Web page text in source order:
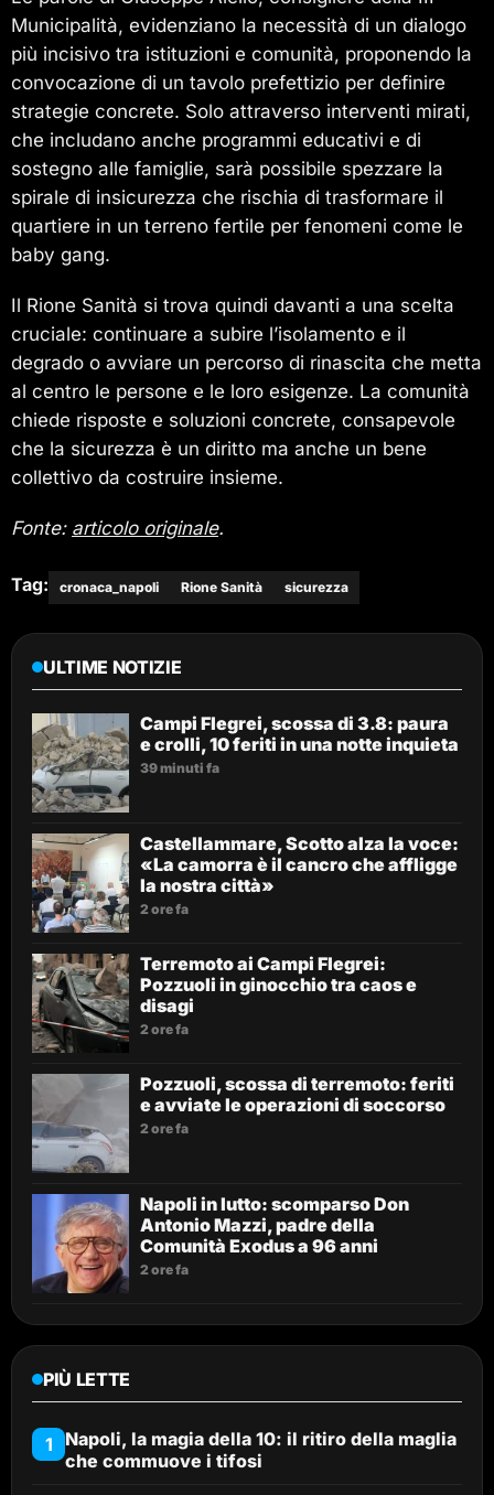
Municipalità, evidenziano la necessità di un dialogo
più incisivo tra istituzioni e comunità, proponendo la
convocazione di un tavolo prefettizio per definire
strategie concrete. Solo attraverso interventi mirati,
che includano anche programmi educativi e di
sostegno alle famiglie, sarà possibile spezzare la
spirale di insicurezza che rischia di trasformare il
quartiere in un terreno fertile per fenomeni come le
baby gang.
Il Rione Sanità si trova quindi davanti a una scelta
cruciale: continuare a subire l’isolamento e il
degrado o avviare un percorso di rinascita che metta
al centro le persone e le loro esigenze. La comunità
chiede risposte e soluzioni concrete, consapevole
che la sicurezza è un diritto ma anche un bene
collettivo da costruire insieme.
Fonte: articolo originale.
Tag: cronaca_napoli Rione Sanità sicurezza
ULTIME NOTIZIE
Campi Flegrei, scossa di 3.8: paura
e crolli, 10 feriti in una notte inquieta
39 minuti fa
Castellammare, Scotto alza la voce:
«La camorra è il cancro che affligge
la nostra città»
2 ore fa
Terremoto ai Campi Flegrei:
Pozzuoli in ginocchio tra caos e
disagi
2 ore fa
Pozzuoli, scossa di terremoto: feriti
e avviate le operazioni di soccorso
2 ore fa
Napoli in lutto: scomparso Don
Antonio Mazzi, padre della
Comunità Exodus a 96 anni
2 ore fa
PIÙ LETTE
1
Napoli, la magia della 10: il ritiro della maglia
che commuove i tifosi